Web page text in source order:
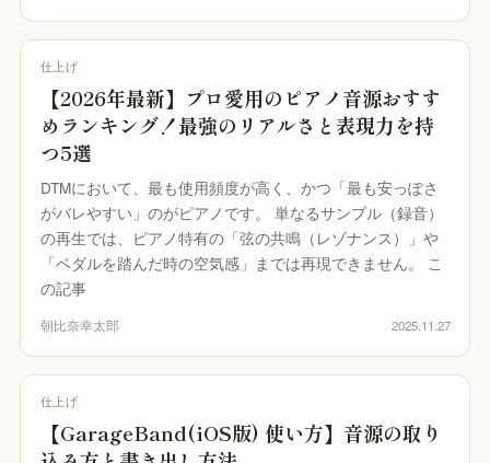
仕上げ
【2026年最新】プロ愛用のピアノ音源おすす
めランキング！最強のリアルさと表現力を持
つ5選
DTMにおいて、最も使用頻度が高く、かつ「最も安っぽさ
がバレやすい」のがピアノです。 単なるサンプル（録音）
の再生では、ピアノ特有の「弦の共鳴（レゾナンス）」や
「ペダルを踏んだ時の空気感」までは再現できません。 こ
の記事
朝比奈幸太郎 2025.11.27
仕上げ
【GarageBand(iOS版) 使い方】音源の取り